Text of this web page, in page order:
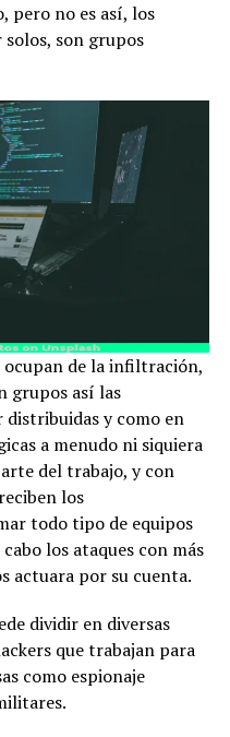
pero no es así, los
son grupos
ocupan de la infiltración,
grupos así las
distribuidas y como en
a menudo ni siquiera
del trabajo, y con
los
todo tipo de equipos
los ataques con más
actuara por su cuenta.
dividir en diversas
que trabajan para
como espionaje